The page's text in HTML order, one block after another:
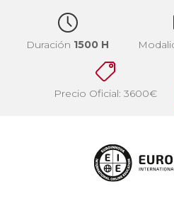
Duración 1500 H
Precio Oficial: 3600€